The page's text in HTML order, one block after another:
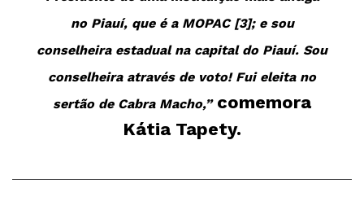
no Piauí, que é a MOPAC [3]; e sou
conselheira estadual na capital do Piauí. Sou
conselheira através de voto! Fui eleita no
sertão de Cabra Macho,”comemora
Kátia Tapety.